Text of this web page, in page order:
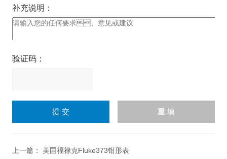
补充说明：
验证码：
上一篇： 美国福禄克Fluke373钳形表